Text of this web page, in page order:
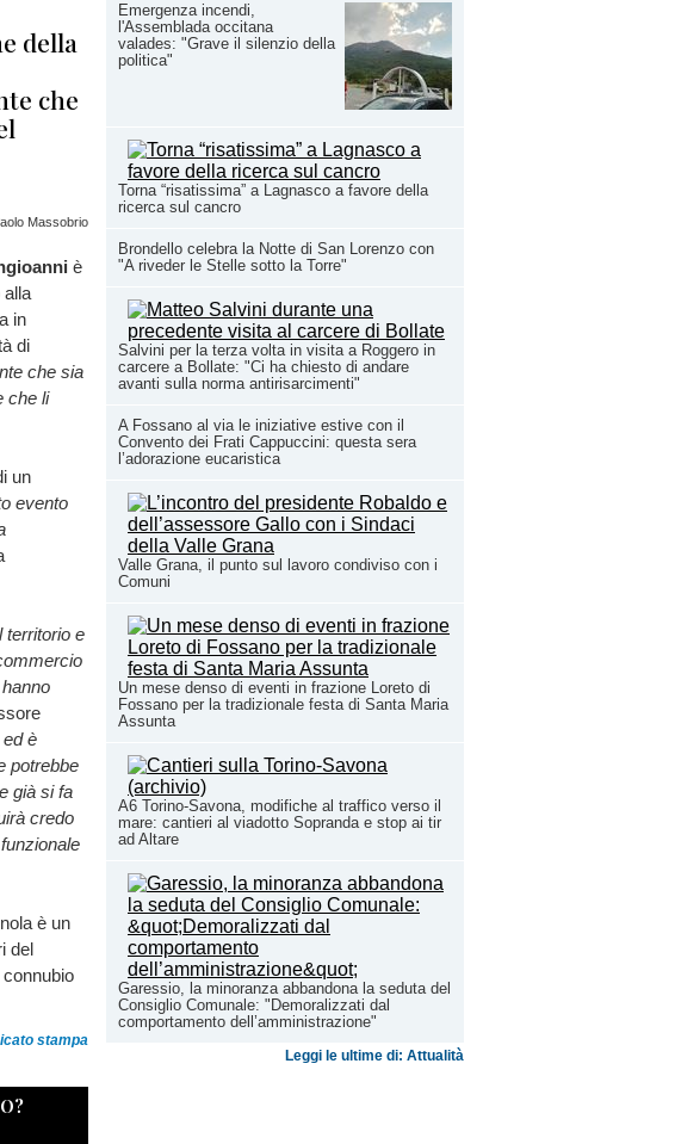
Emergenza incendi,
l'Assemblada occitana
valades: "Grave il silenzio della
politica"
Torna “risatissima” a Lagnasco a favore della
ricerca sul cancro
Brondello celebra la Notte di San Lorenzo con
"A riveder le Stelle sotto la Torre"
Salvini per la terza volta in visita a Roggero in
carcere a Bollate: "Ci ha chiesto di andare
avanti sulla norma antirisarcimenti"
A Fossano al via le iniziative estive con il
Convento dei Frati Cappuccini: questa sera
l’adorazione eucaristica
Valle Grana, il punto sul lavoro condiviso con i
Comuni
Un mese denso di eventi in frazione Loreto di
Fossano per la tradizionale festa di Santa Maria
Assunta
A6 Torino-Savona, modifiche al traffico verso il
mare: cantieri al viadotto Sopranda e stop ai tir
ad Altare
Garessio, la minoranza abbandona la seduta del
Consiglio Comunale: "Demoralizzati dal
comportamento dell’amministrazione"
Leggi le ultime di: Attualità
della
che
Massobrio
è
alla
in
di
che sia
che li
un
evento
territorio e
è
potrebbe
già si fa
credo
è un
del
stampa